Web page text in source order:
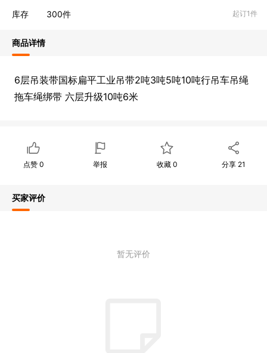
库存 300件 起订1件
商品详情
6层吊装带国标扁平工业吊带2吨3吨5吨10吨行吊车吊绳
拖车绳绑带 六层升级10吨6米
点赞 0 举报 收藏 0 分享 21
买家评价
暂无评价